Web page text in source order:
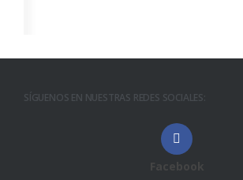
SÍGUENOS EN NUESTRAS REDES SOCIALES:
Facebook